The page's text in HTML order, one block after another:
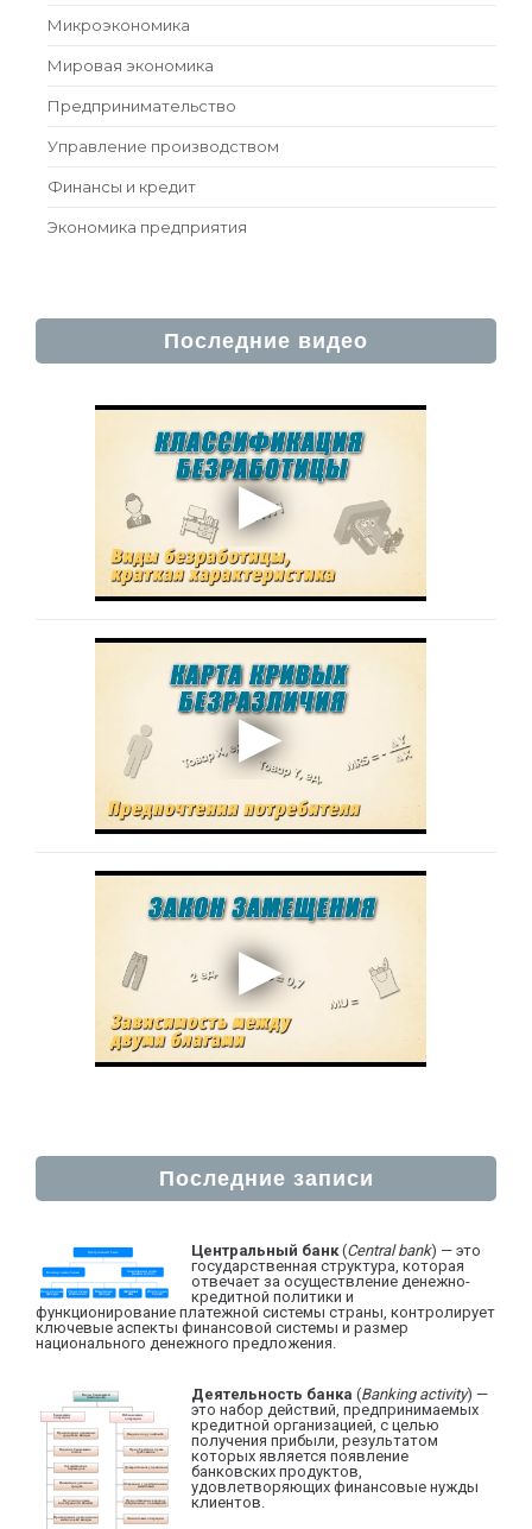
Микроэкономика
Мировая экономика
Предпринимательство
Управление производством
Финансы и кредит
Экономика предприятия
Последние видео
Последние записи
Центральный банк(Central bank) — это
государственная структура, которая
отвечает за осуществление денежно-
кредитной политики и
функционирование платежной системы страны, контролирует
ключевые аспекты финансовой системы и размер
национального денежного предложения.
Деятельность банка (Banking activity) —
это набор действий, предпринимаемых
кредитной организацией, с целью
получения прибыли, результатом
которых является появление
банковских продуктов,
удовлетворяющих финансовые нужды
клиентов.